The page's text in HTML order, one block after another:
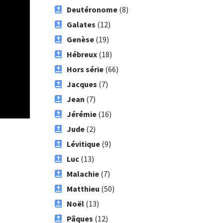
Deutéronome(8)
Galates (12)
Genèse(19)
Hébreux(18)
Hors série(66)
Jacques (7)
Jean (7)
Jérémie(16)
Jude(2)
Lévitique(9)
Luc(13)
Malachie(7)
Matthieu (50)
Noël(13)
Pâques (12)